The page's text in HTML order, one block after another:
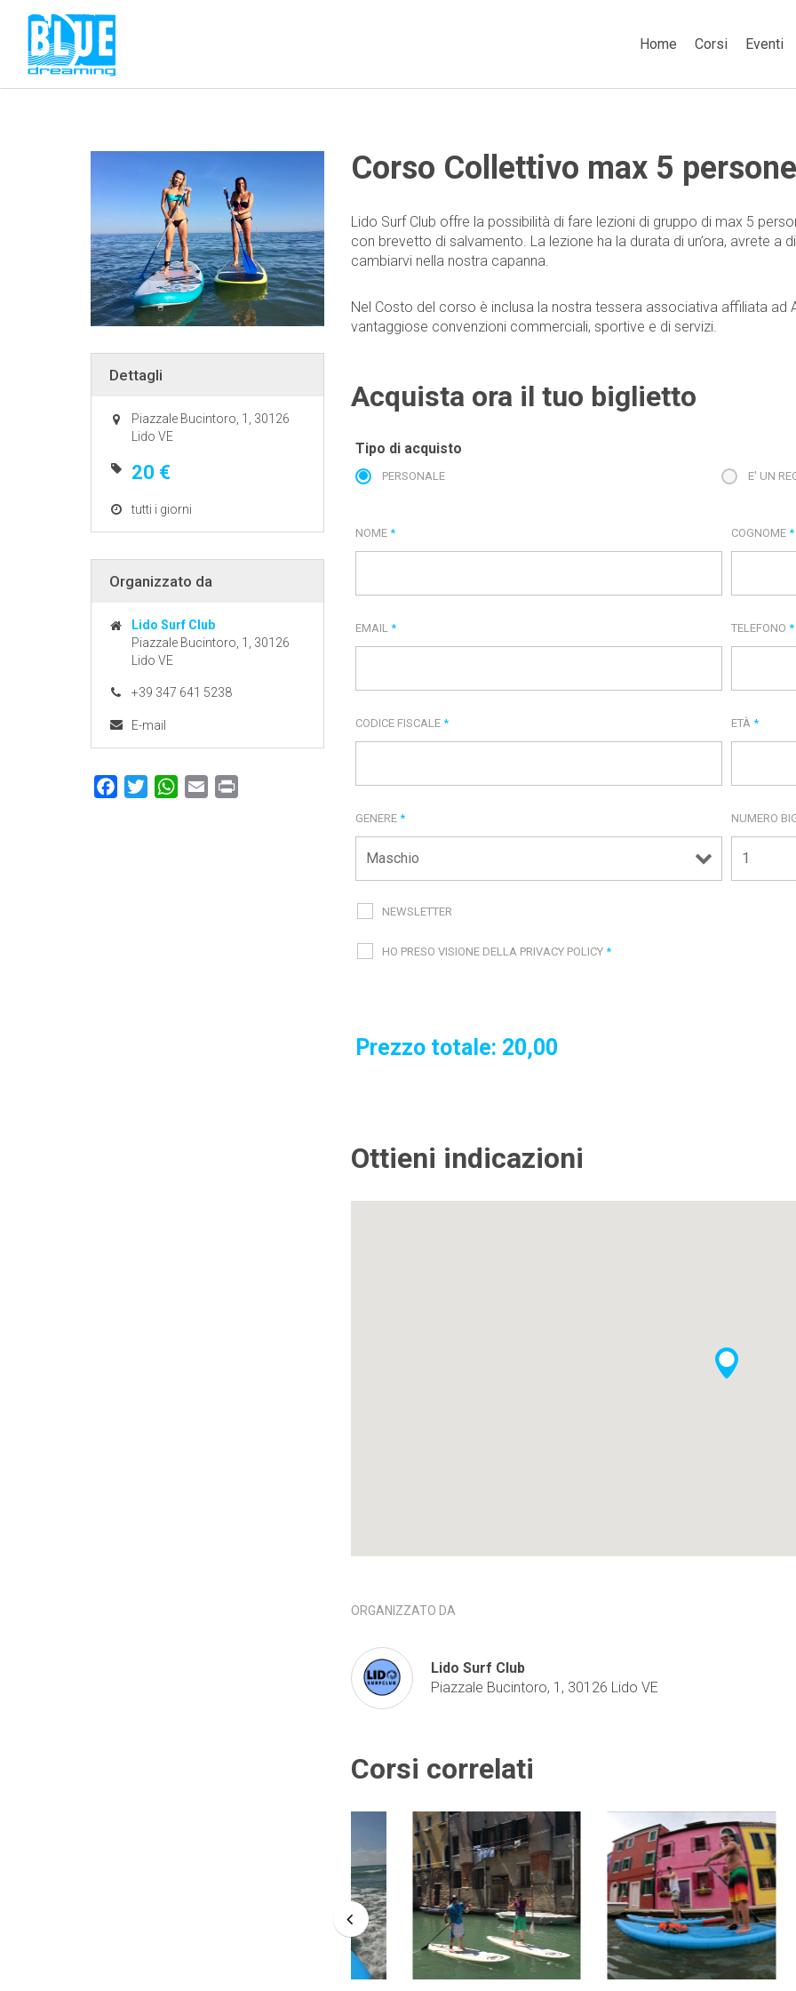
Home Corsi Eventi
Dettagli
Piazzale Bucintoro, 1, 30126
Lido VE
20 €
tutti i giorni
Organizzato da
Lido Surf Club
Piazzale Bucintoro, 1, 30126
Lido VE
+39 347 641 5238
E-mail
FacebookTwitterWhatsApp
Email
Corso Collettivo max 5 persone
Lido Surf Club offre la possibilità di fare lezioni di gruppo di max 5
con brevetto di salvamento. La lezione ha la durata di un’ora, avrete
cambiarvi nella nostra capanna.
Nel Costo del corso è inclusa la nostra tessera associativa affiliata ad
vantaggiose convenzioni commerciali, sportive e di servizi.
Acquista ora il tuo biglietto
Tipo di acquisto
PERSONALE E' UN
NOME * COGNOME*
EMAIL * TELEFONO*
CODICE FISCALE * ETÀ*
GENERE * NUMERO
NEWSLETTER
HO PRESO VISIONE DELLA PRIVACY POLICY *
Prezzo totale: 20,00
Ottieni indicazioni
ORGANIZZATO DA
Lido Surf Club
Piazzale Bucintoro, 1, 30126 Lido VE
Corsi correlati